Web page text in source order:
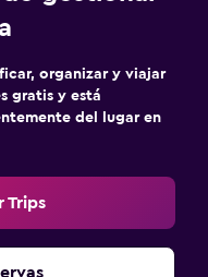
organizar y viajar
gratis y está
del lugar en
Trips